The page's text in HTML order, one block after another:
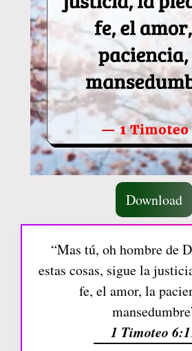
Download
“Mas tú, oh hombre de
estas cosas, sigue la
fe, el amor, la
1 Timoteo